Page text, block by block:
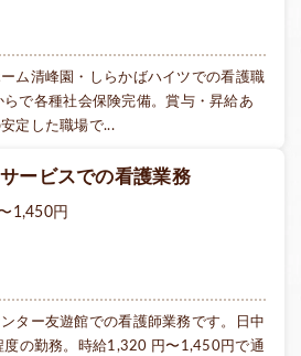
心温まる食事を提供することが求
など複数の職種があります。
お問い合わせ下さい。
ム清峰園・しらかばハイツでの看護職
で各種社会保険完備。賞与・昇給あ
定した職場で...
ービスでの看護業務
1,450円
ター友遊館での看護師業務です。日中
度の勤務。時給1,320 円〜1,450円で通